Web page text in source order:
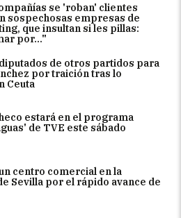
se 'roban' clientes
sospechosas empresas de
que insultan si les pillas:
por..."
de otros partidos para
por traición tras lo
Ceuta
estará en el programa
de TVE este sábado
centro comercial en la
Sevilla por el rápido avance de